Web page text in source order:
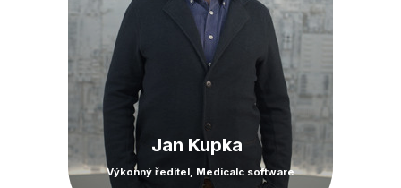
Jan Kupka
Výkonný ředitel, Medicalc software